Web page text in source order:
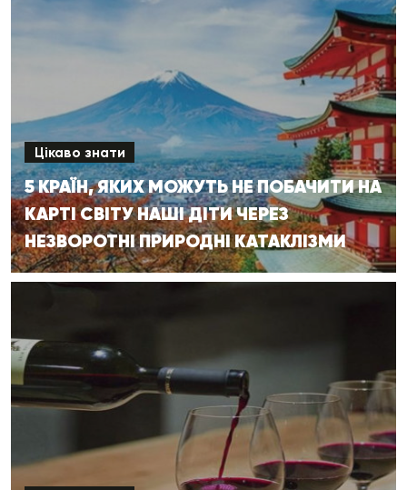
Цікаво знати
5 КРАЇН, ЯКИХ МОЖУТЬ НЕ ПОБАЧИТИ НА
КАРТІ СВІТУ НАШІ ДІТИ ЧЕРЕЗ
НЕЗВОРОТНІ ПРИРОДНІ КАТАКЛІЗМИ